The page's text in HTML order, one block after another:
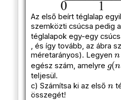
Az első beírt téglalap
szemközti csúcsa pedig
téglalapok egy-egy
, és így tovább, az ábra
méretarányos). Legyen
n
egész szám, amelyre
g(n
teljesül.
c) Számítsa ki az első
összegét!